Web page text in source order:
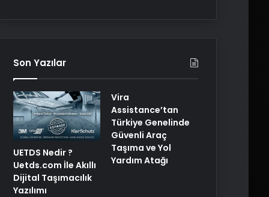
Son Yazılar
UETDS Nedir ?
Uetds.com İle Akıllı
Dijital Taşımacılık
Yazılımı
Vira
Assistance’tan
Türkiye Genelinde
Güvenli Araç
Taşıma ve Yol
Yardım Atağı